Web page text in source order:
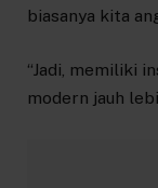
biasanya kita
“Jadi, memiliki
modern jauh